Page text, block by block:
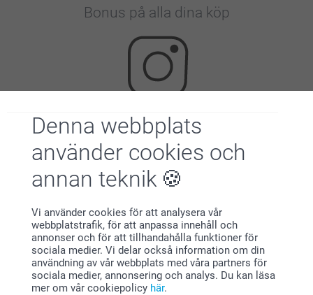
Denna webbplats
använder cookies och
annan teknik
Vi använder cookies för att analysera vår
webbplatstrafik, för att anpassa innehåll och
annonser och för att tillhandahålla funktioner för
sociala medier. Vi delar också information om din
användning av vår webbplats med våra partners för
sociala medier, annonsering och analys. Du kan läsa
mer om vår cookiepolicy här.
Bonus på alla dina köp
Letar du efter inspiration?
Förstklassig kundservice